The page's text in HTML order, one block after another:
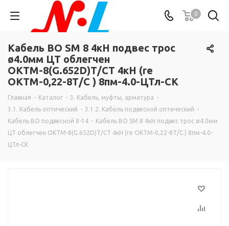
0
Кабель ВО SM 8 4кН подвес трос
ø4.0мм ЦТ облегчен
ОКТМ-8(G.652D)Т/СТ 4кН (re
ОКТМ-0,22-8Т/С ) 8пм-4.0-ЦТл-СК
Главная - Каталог - 3. Кабель, муфты, арматура -
3.1. Кабель оптический - 3.1.2. Кабель подвесной оптический -
Кабель ВО подвесной 8-14 - Кабель ВО SM 8 4кН подвес трос ø4.0мм
ЦТ облегчен ОКТМ-8(G.652D)Т/СТ 4кН (re ОКТМ-0,22-8Т/С ) 8пм-4.0-
ЦТл-СК